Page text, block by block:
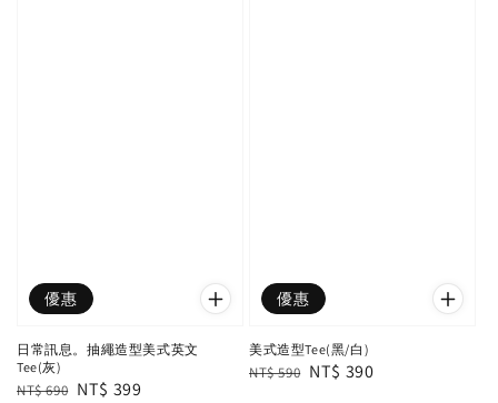
優惠
日常訊息。抽繩造型美式英文
Tee(灰)
Regular
NT$ 690 Sale
NT$ 399
優惠
美式造型Tee(黑/白)
Regular
NT$ 590 Sale
NT$ 390